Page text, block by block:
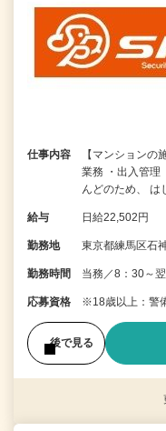
仕事内容
【マンション
業務 ・出入管理
んどのため、
給与 日給22,502円
勤務地 東京都練馬区石
勤務時間 当務／8：30～
応募資格 ※18歳以上：警
後で見る